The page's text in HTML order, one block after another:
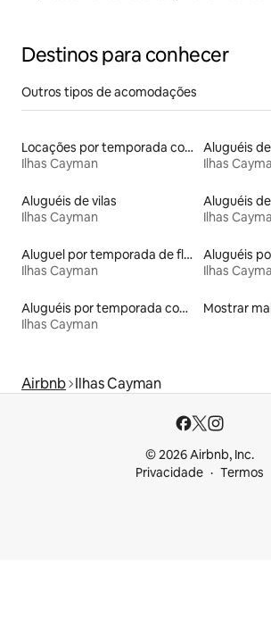
Destinos para conhecer
Outros tipos de acomodações
Locações por temporada com piscina
Ilhas Cayman
Aluguéis
Ilhas
Aluguéis de vilas
Ilhas Cayman
Aluguéis
Ilhas
Aluguel por temporada de flats
Ilhas Cayman
Ilhas
Aluguéis por temporada com caiaque
Ilhas Cayman
Mostrar
Airbnb Ilhas Cayman
© 2026 Airbnb, Inc.
Privacidade
Termos